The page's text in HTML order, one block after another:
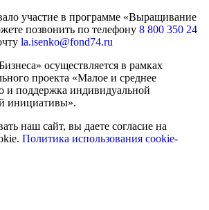
участие в программе «Выращивание
позвонить по телефону 8 800 350 24
la.isenko@fond74.ru
осуществляется в рамках
проекта «Малое и среднее
и поддержка индивидуальной
инициативы».
наш сайт, вы даете согласие на
Политика использования cookie-